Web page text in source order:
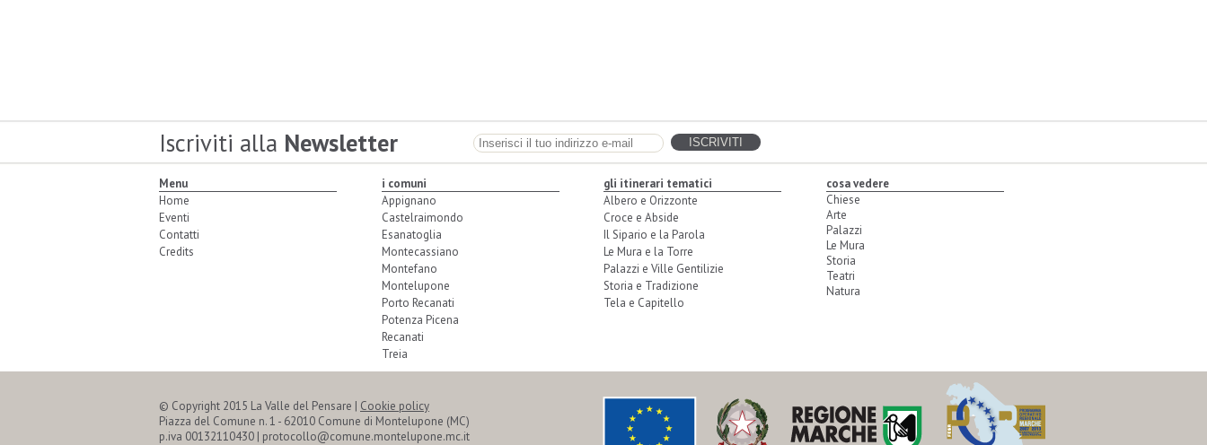
Iscriviti alla Newsletter
Menu
Home
Eventi
Contatti
Credits
i comuni
Appignano
Castelraimondo
Esanatoglia
Montecassiano
Montefano
Montelupone
Porto Recanati
Potenza Picena
Recanati
Treia
gli itinerari tematici
Albero e Orizzonte
Croce e Abside
Il Sipario e la Parola
Le Mura e la Torre
Palazzi e Ville Gentilizie
Storia e Tradizione
Tela e Capitello
cosa vedere
Chiese
Arte
Palazzi
Le Mura
Storia
Teatri
Natura
© Copyright 2015 La Valle del Pensare | Cookie policy
Piazza del Comune n. 1 - 62010 Comune di Montelupone (MC)
p.iva 00132110430 | protocollo@comune.montelupone.mc.it